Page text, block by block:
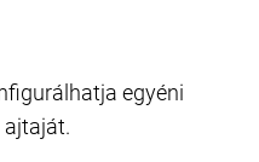
egyéni
ajtaját.